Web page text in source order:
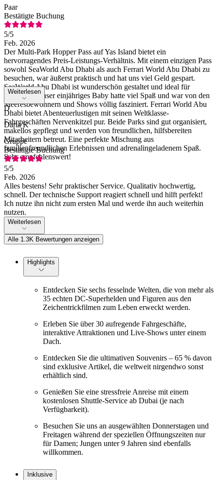
Paar
Bestätigte Buchung
5/5
Feb. 2026
Der Multi-Park Hopper Pass auf Yas Island bietet ein
hervorragendes Preis-Leistungs-Verhältnis. Mit einem einzigen Pass
sowohl SeaWorld Abu Dhabi als auch Ferrari World Abu Dhabi zu
besuchen, war äußerst praktisch und hat uns viel Geld gespart.
SeaWorld Abu Dhabi ist wunderschön gestaltet und ideal für
Familien – unser einjähriges Baby hatte viel Spaß und war von den
Meeresbewohnern und Shows völlig fasziniert. Ferrari World Abu
Dhabi bietet Abenteuerlustigen mit seinen Weltklasse-
Fahrgeschäften Nervenkitzel pur. Beide Parks sind gut organisiert,
makellos gepflegt und werden von freundlichen, hilfsbereiten
Mitarbeitern betreut. Eine perfekte Mischung aus
familienfreundlichen Erlebnissen und adrenalingeladenem Spaß.
Sehr empfehlenswert!
Weiterlesen
D
Daria K
Gruppe
Bestätigte Buchung
5/5
Feb. 2026
Alles bestens! Sehr praktischer Service. Qualitativ hochwertig,
schnell. Der technische Support reagiert schnell und hilft perfekt!
Ich nutze ihn nicht zum ersten Mal und werde ihn auch weiterhin
nutzen.
Weiterlesen
Alle 1.3K Bewertungen anzeigen
Highlights
Entdecken Sie sechs fesselnde Welten, die von mehr als
35 echten DC-Superhelden und Figuren aus den
Zeichentrickfilmen zum Leben erweckt werden.
Erleben Sie über 30 aufregende Fahrgeschäfte,
interaktive Attraktionen und Live-Shows unter einem
Dach.
Entdecken Sie die ultimativen Souvenirs – 65 % davon
sind exklusive Artikel, die weltweit nirgendwo sonst
erhältlich sind.
Genießen Sie eine stressfreie Anreise mit einem
kostenlosen Shuttle-Service ab Dubai (je nach
Verfügbarkeit).
Besuchen Sie uns an ausgewählten Donnerstagen und
Freitagen während der speziellen Öffnungszeiten nur
für Damen; Jungen unter 9 Jahren sind ebenfalls
willkommen.
Inklusive